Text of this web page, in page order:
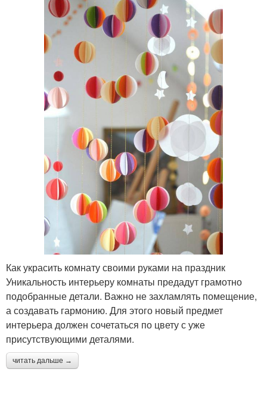
Как украсить комнату своими руками на праздник
Уникальность интерьеру комнаты предадут грамотно
подобранные детали. Важно не захламлять помещение,
а создавать гармонию. Для этого новый предмет
интерьера должен сочетаться по цвету с уже
присутствующими деталями.
читать дальше →